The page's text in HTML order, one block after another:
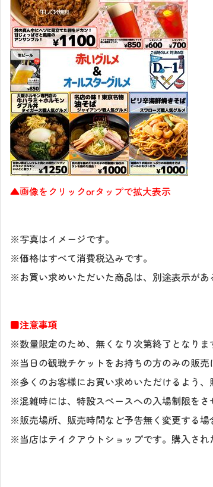
▲画像をクリックorタップで拡大表示
※写真はイメージです。
※価格はすべて消費税込みです。
※お買い求めいただいた商品は、別途表示があ
■注意事項
※数量限定のため、無くなり次第終了となりま
※当日の観戦チケットをお持ちの方のみの販売
※多くのお客様にお買い求めいただけるよう、
※混雑時には、特設スペースへの入場制限をさ
※販売場所、販売時間など予告無く変更する場
※当店はテイクアウトショップです。購入され